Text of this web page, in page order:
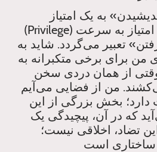
به یک امتیاز
(Privilege) تبدیل می‌شود و این امتیاز به سرعت
تعبیر می‌گردد. شاید به
من برای برخی متکبرانه به
از همان دردی سخن
من از فضایی می‌آیم
دارد؛ بخش بزرگی از این
که در آن، پیچیدگی یک
تضاد، اخلاقی نیست؛